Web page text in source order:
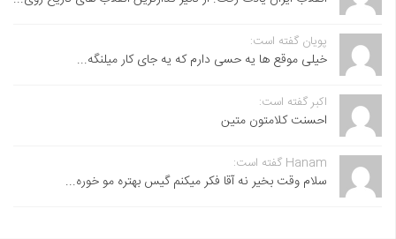
پویان گفته است:
خیلی موقع ها یه حسی دارم که یه جای کار میلنگه...
اکبر گفته است:
احسنت ‌کلامتون متین
Hanam گفته است:
سلام وقت بخیر نه آقا فکر میکنم گیس بهتره مو خوره...